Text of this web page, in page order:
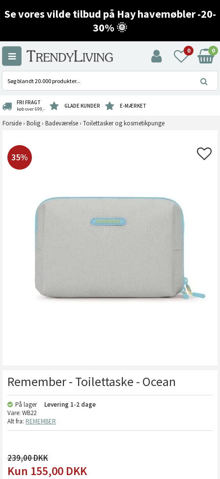
Se vores vilde tilbud på Hay havemøbler -20-
30% 🌞
0 0
FRI FRAGT
køb over 699,- GLADE KUNDER E-MÆRKET
Forside › Bolig › Badeværelse › Toilettasker og kosmetikpunge
35%
Remember - Toilettaske - Ocean
På lager Levering 1-2 dage
Vare: WB22
Alt fra: REMEMBER
239,00
155,00 DKK